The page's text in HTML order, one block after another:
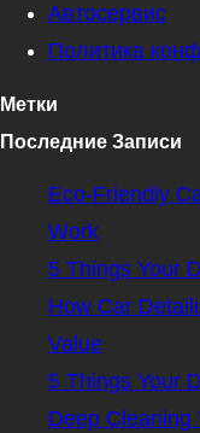
Автосервис
Политика
Метки
Последние Записи
Eco-Friendly
Work
5 Things Your
How Car
Value
5 Things Your
Deep Cleaning